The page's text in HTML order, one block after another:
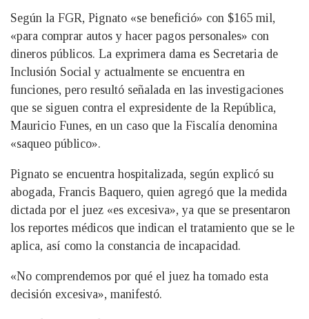
Según la FGR, Pignato «se benefició» con $165 mil,
«para comprar autos y hacer pagos personales» con
dineros públicos. La exprimera dama es Secretaria de
Inclusión Social y actualmente se encuentra en
funciones, pero resultó señalada en las investigaciones
que se siguen contra el expresidente de la República,
Mauricio Funes, en un caso que la Fiscalía denomina
«saqueo público».
Pignato se encuentra hospitalizada, según explicó su
abogada, Francis Baquero, quien agregó que la medida
dictada por el juez «es excesiva», ya que se presentaron
los reportes médicos que indican el tratamiento que se le
aplica, así como la constancia de incapacidad.
«No comprendemos por qué el juez ha tomado esta
decisión excesiva», manifestó.